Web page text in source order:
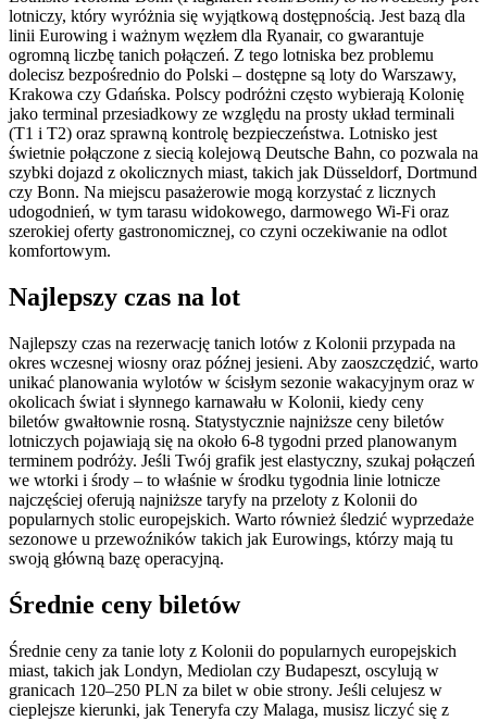
lotniczy, który wyróżnia się wyjątkową dostępnością. Jest bazą dla
linii Eurowing i ważnym węzłem dla Ryanair, co gwarantuje
ogromną liczbę tanich połączeń. Z tego lotniska bez problemu
dolecisz bezpośrednio do Polski – dostępne są loty do Warszawy,
Krakowa czy Gdańska. Polscy podróżni często wybierają Kolonię
jako terminal przesiadkowy ze względu na prosty układ terminali
(T1 i T2) oraz sprawną kontrolę bezpieczeństwa. Lotnisko jest
świetnie połączone z siecią kolejową Deutsche Bahn, co pozwala na
szybki dojazd z okolicznych miast, takich jak Düsseldorf, Dortmund
czy Bonn. Na miejscu pasażerowie mogą korzystać z licznych
udogodnień, w tym tarasu widokowego, darmowego Wi-Fi oraz
szerokiej oferty gastronomicznej, co czyni oczekiwanie na odlot
komfortowym.
Najlepszy czas na lot
Najlepszy czas na rezerwację tanich lotów z Kolonii przypada na
okres wczesnej wiosny oraz późnej jesieni. Aby zaoszczędzić, warto
unikać planowania wylotów w ścisłym sezonie wakacyjnym oraz w
okolicach świat i słynnego karnawału w Kolonii, kiedy ceny
biletów gwałtownie rosną. Statystycznie najniższe ceny biletów
lotniczych pojawiają się na około 6-8 tygodni przed planowanym
terminem podróży. Jeśli Twój grafik jest elastyczny, szukaj połączeń
we wtorki i środy – to właśnie w środku tygodnia linie lotnicze
najczęściej oferują najniższe taryfy na przeloty z Kolonii do
popularnych stolic europejskich. Warto również śledzić wyprzedaże
sezonowe u przewoźników takich jak Eurowings, którzy mają tu
swoją główną bazę operacyjną.
Średnie ceny biletów
Średnie ceny za tanie loty z Kolonii do popularnych europejskich
miast, takich jak Londyn, Mediolan czy Budapeszt, oscylują w
granicach 120–250 PLN za bilet w obie strony. Jeśli celujesz w
cieplejsze kierunki, jak Teneryfa czy Malaga, musisz liczyć się z